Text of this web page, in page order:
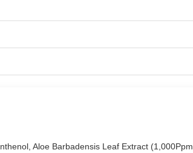
kích ứng.
phục hồi da.
Aloe Barbadensis Leaf Extract